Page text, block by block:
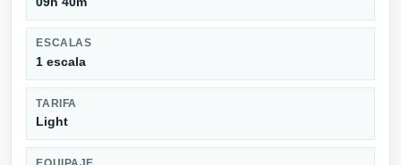
ESCALAS
1 escala
TARIFA
Light